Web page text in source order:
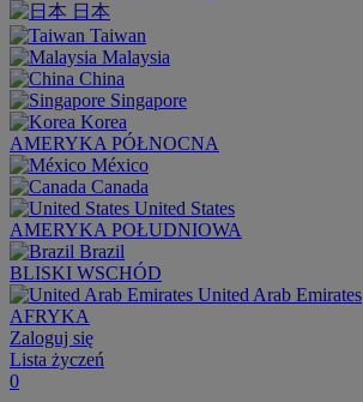
日本
Taiwan
Malaysia
China
Singapore
Korea
AMERYKA PÓŁNOCNA
México
Canada
United States
AMERYKA POŁUDNIOWA
Brazil
BLISKI WSCHÓD
United Arab Emirates
AFRYKA
Zaloguj się
Lista życzeń
0